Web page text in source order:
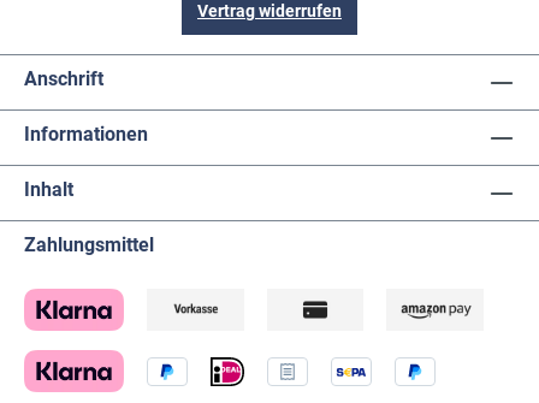
Vertrag widerrufen
Anschrift
Informationen
Inhalt
Zahlungsmittel